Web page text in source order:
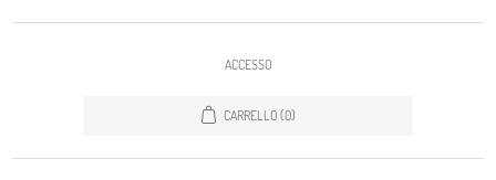
ACCESSO
CARRELLO (0)